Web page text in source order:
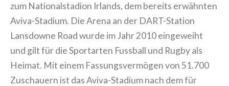
zum Nationalstadion Irlands, dem bereits erwähnten
Aviva-Stadium. Die Arena an der DART-Station
Lansdowne Road wurde im Jahr 2010 eingeweiht
und gilt für die Sportarten Fussball und Rugby als
Heimat. Mit einem Fassungsvermögen von 51.700
Zuschauern ist das Aviva-Stadium nach dem für